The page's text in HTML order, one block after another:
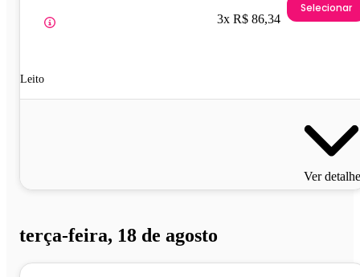
Leito
3x R$ 86,34
Selecionar
Ver
terça-feira, 18 de agosto